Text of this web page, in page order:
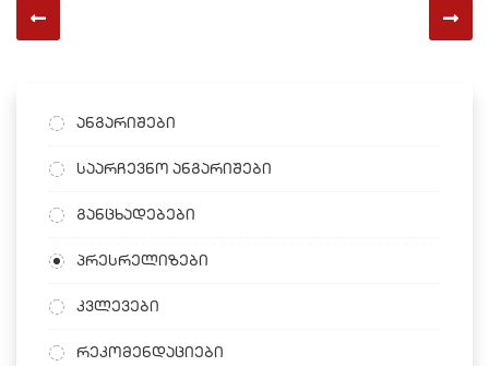
ანგარიშები
საარჩევნო ანგარიშები
განცხადებები
პრესრელიზები
კვლევები
რეკომენდაციები